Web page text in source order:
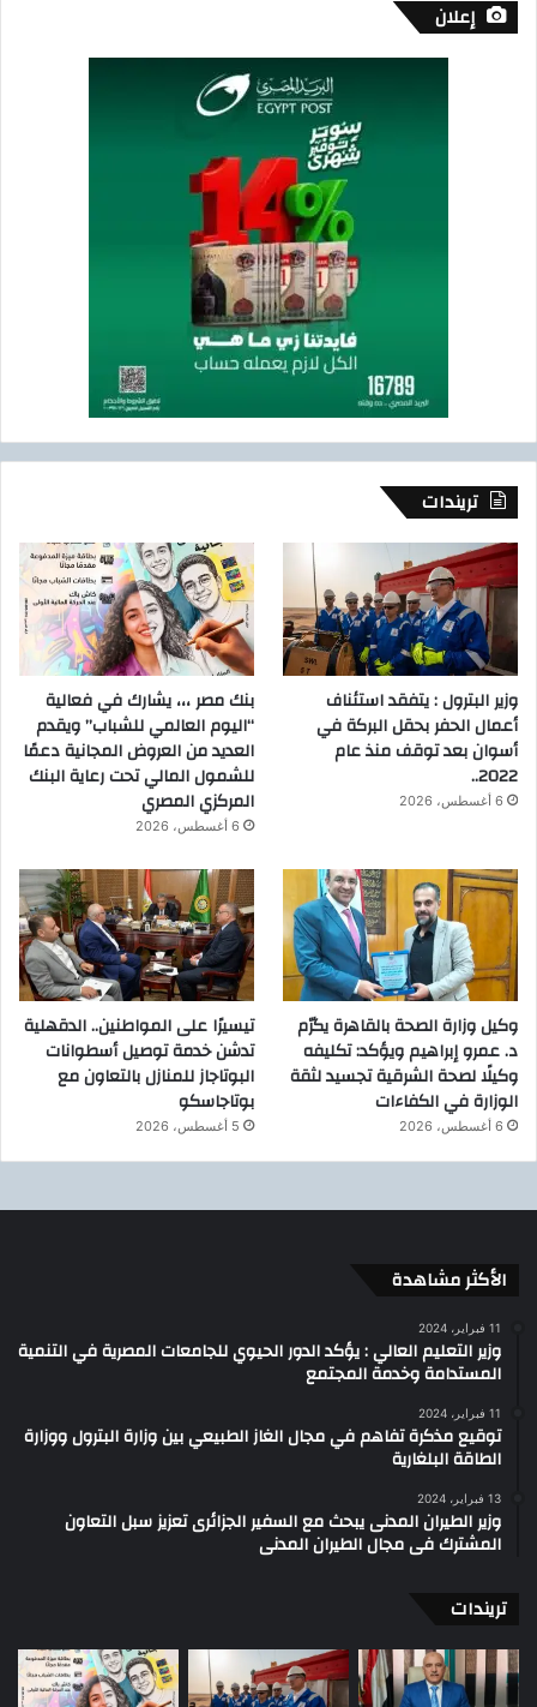
إعلان
تريندات
وزير البترول : يتفقد استئناف
أعمال الحفر بحقل البركة في
أسوان بعد توقف منذ عام
2022..
6 أغسطس، 2026
بنك مصر ،،، يشارك في فعالية
“اليوم العالمي للشباب” ويقدم
العديد من العروض المجانية دعمًا
للشمول المالي تحت رعاية البنك
المركزي المصري
6 أغسطس، 2026
وكيل وزارة الصحة بالقاهرة يكرّم
د. عمرو إبراهيم ويؤكد: تكليفه
وكيلًا لصحة الشرقية تجسيد لثقة
الوزارة في الكفاءات
6 أغسطس، 2026
تيسيرًا على المواطنين.. الدقهلية
تدشن خدمة توصيل أسطوانات
البوتاجاز للمنازل بالتعاون مع
بوتاجاسكو
5 أغسطس، 2026
الأكثر مشاهدة
11 فبراير، 2024
وزير التعليم العالي : يؤكد الدور الحيوي للجامعات المصرية في التنمية
المستدامة وخدمة المجتمع
11 فبراير، 2024
توقيع مذكرة تفاهم في مجال الغاز الطبيعي بين وزارة البترول ووزارة
الطاقة البلغارية
13 فبراير، 2024
وزير الطيران المدنى يبحث مع السفير الجزائرى تعزيز سبل التعاون
المشترك فى مجال الطيران المدنى
تريندات